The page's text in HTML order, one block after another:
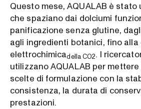
Questo mese, AQUALAB è
che spaziano dai dolciumi
panificazione senza glutine,
agli ingredienti botanici, fino alla
elettrochimicadella CO2. I
utilizzano AQUALAB per
scelte di formulazione con la
consistenza, la durata di
prestazioni.